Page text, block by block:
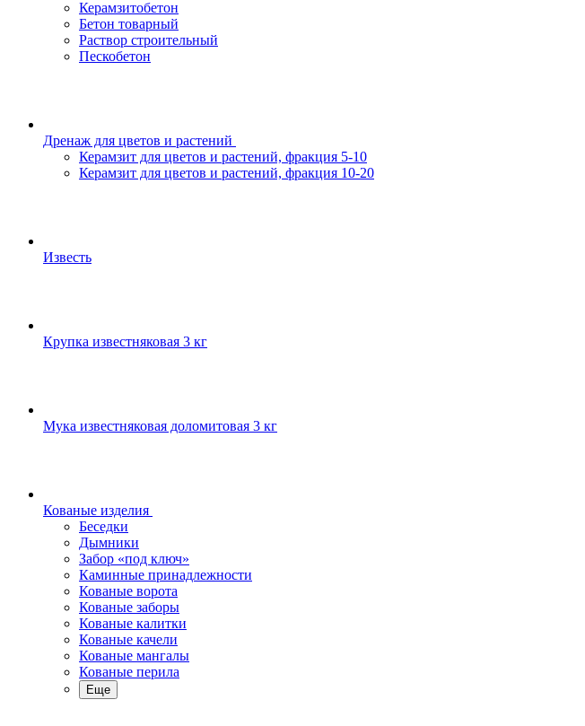
Керамзитобетон
Бетон товарный
Раствор строительный
Пескобетон
Дренаж для цветов и растений
Керамзит для цветов и растений, фракция 5-10
Керамзит для цветов и растений, фракция 10-20
Известь
Крупка известняковая 3 кг
Мука известняковая доломитовая 3 кг
Кованые изделия
Беседки
Дымники
Забор «под ключ»
Каминные принадлежности
Кованые ворота
Кованые заборы
Кованые калитки
Кованые качели
Кованые мангалы
Кованые перила
Еще